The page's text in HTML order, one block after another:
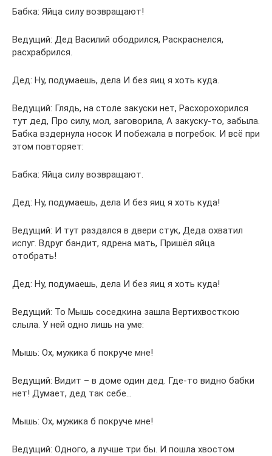
Бабка: Яйца силу возвращают!
Ведущий: Дед Василий ободрился, Раскраснелся,
расхрабрился.
Дед: Ну, подумаешь, дела И без яиц я хоть куда.
Ведущий: Глядь, на столе закуски нет, Расхорохорился
тут дед, Про силу, мол, заговорила, А закуску-то, забыла.
Бабка вздернула носок И побежала в погребок. И всё при
этом повторяет:
Бабка: Яйца силу возвращают.
Дед: Ну, подумаешь, дела И без яиц я хоть куда!
Ведущий: И тут раздался в двери стук, Деда охватил
испуг. Вдруг бандит, ядрена мать, Пришёл яйца
отобрать!
Дед: Ну, подумаешь, дела И без яиц я хоть куда!
Ведущий: То Мышь соседкина зашла Вертихвосткою
слыла. У ней одно лишь на уме:
Мышь: Ох, мужика б покруче мне!
Ведущий: Видит – в доме один дед. Где-то видно бабки
нет! Думает, дед так себе…
Мышь: Ох, мужика б покруче мне!
Ведущий: Одного, а лучше три бы. И пошла хвостом